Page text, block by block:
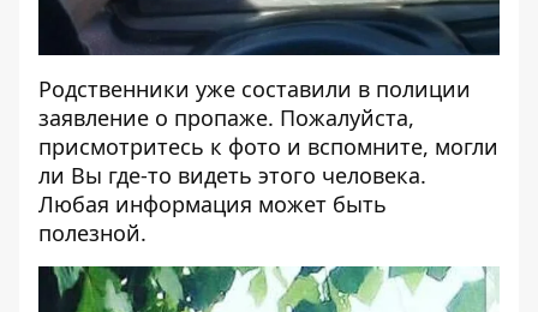
Родственники уже составили в полиции
заявление о пропаже. Пожалуйста,
присмотритесь к фото и вспомните, могли
ли Вы где-то видеть этого человека.
Любая информация может быть
полезной.